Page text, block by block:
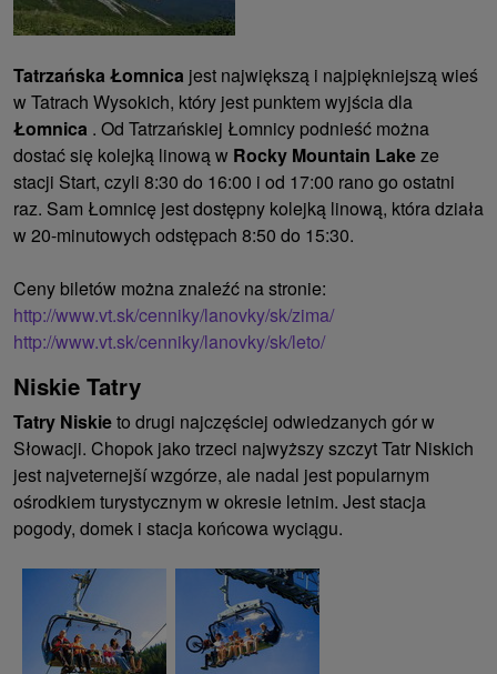
Tatrzańska Łomnica jest największą i najpiękniejszą wieś
w Tatrach Wysokich, który jest punktem wyjścia dla
Łomnica . Od Tatrzańskiej Łomnicy podnieść można
dostać się kolejką linową w Rocky Mountain Lakeze
stacji Start, czyli 8:30 do 16:00 i od 17:00 rano go ostatni
raz. Sam Łomnicę jest dostępny kolejką linową, która działa
w 20-minutowych odstępach 8:50 do 15:30.
Ceny biletów można znaleźć na stronie:
http://www.vt.sk/cenniky/lanovky/sk/zima/
http://www.vt.sk/cenniky/lanovky/sk/leto/
Niskie Tatry
Tatry Niskieto drugi najczęściej odwiedzanych gór w
Słowacji. Chopok jako trzeci najwyższy szczyt Tatr Niskich
jest najveternejší wzgórze, ale nadal jest popularnym
ośrodkiem turystycznym w okresie letnim. Jest stacja
pogody, domek i stacja końcowa wyciągu.